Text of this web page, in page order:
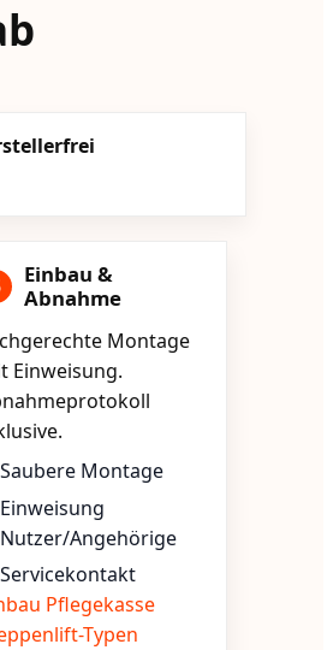
Einbau &
Abnahme
Montage
Einweisung.
Saubere Montage
Einweisung
Nutzer/Angehörige
Servicekontakt
Pflegekasse
Typen